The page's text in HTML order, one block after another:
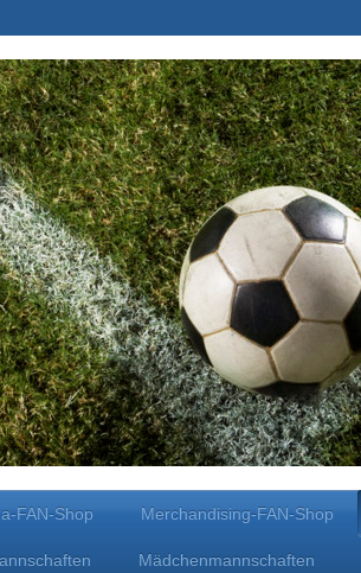
FAN-Shop Merchandising-FAN-Shop
Mädchenmannschaften